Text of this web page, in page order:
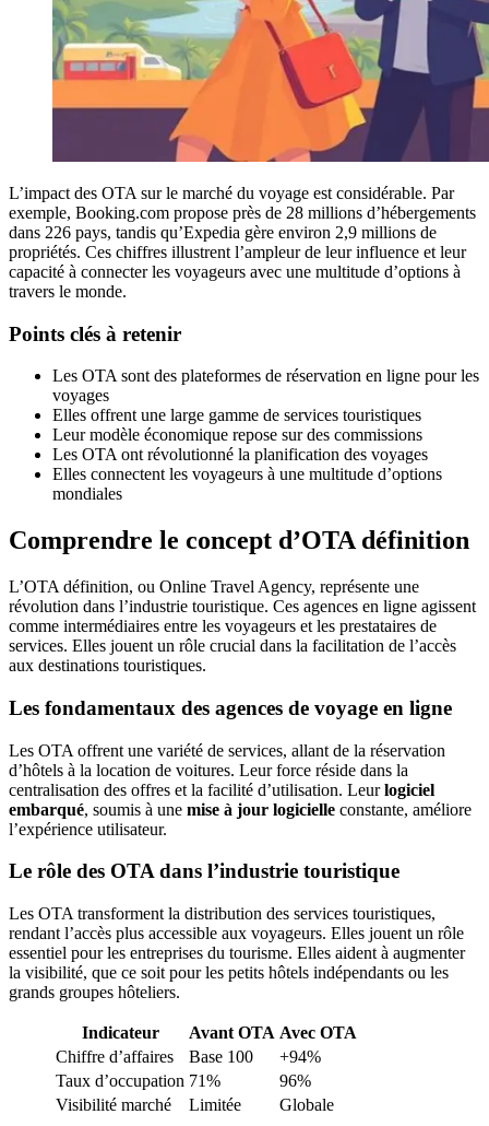
L’impact des OTA sur le marché du voyage est considérable. Par
exemple, Booking.com propose près de 28 millions d’hébergements
dans 226 pays, tandis qu’Expedia gère environ 2,9 millions de
propriétés. Ces chiffres illustrent l’ampleur de leur influence et leur
capacité à connecter les voyageurs avec une multitude d’options à
travers le monde.
Points clés à retenir
Les OTA sont des plateformes de réservation en ligne pour les
voyages
Elles offrent une large gamme de services touristiques
Leur modèle économique repose sur des commissions
Les OTA ont révolutionné la planification des voyages
Elles connectent les voyageurs à une multitude d’options
mondiales
Comprendre le concept d’OTA définition
L’OTA définition, ou Online Travel Agency, représente une
révolution dans l’industrie touristique. Ces agences en ligne agissent
comme intermédiaires entre les voyageurs et les prestataires de
services. Elles jouent un rôle crucial dans la facilitation de l’accès
aux destinations touristiques.
Les fondamentaux des agences de voyage en ligne
Les OTA offrent une variété de services, allant de la réservation
d’hôtels à la location de voitures. Leur force réside dans la
centralisation des offres et la facilité d’utilisation. Leurlogiciel
embarqué, soumis à une mise à jour logicielle constante, améliore
l’expérience utilisateur.
Le rôle des OTA dans l’industrie touristique
Les OTA transforment la distribution des services touristiques,
rendant l’accès plus accessible aux voyageurs. Elles jouent un rôle
essentiel pour les entreprises du tourisme. Elles aident à augmenter
la visibilité, que ce soit pour les petits hôtels indépendants ou les
grands groupes hôteliers.
Indicateur Avant OTA Avec OTA
Chiffre d’affaires
Base 100
+94%
Taux d’occupation 71%
96%
Visibilité marché
Limitée Globale